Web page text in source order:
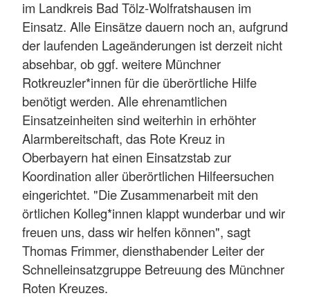
im Landkreis Bad Tölz-Wolfratshausen im
Einsatz. Alle Einsätze dauern noch an, aufgrund
der laufenden Lageänderungen ist derzeit nicht
absehbar, ob ggf. weitere Münchner
Rotkreuzler*innen für die überörtliche Hilfe
benötigt werden. Alle ehrenamtlichen
Einsatzeinheiten sind weiterhin in erhöhter
Alarmbereitschaft, das Rote Kreuz in
Oberbayern hat einen Einsatzstab zur
Koordination aller überörtlichen Hilfeersuchen
eingerichtet. "Die Zusammenarbeit mit den
örtlichen Kolleg*innen klappt wunderbar und wir
freuen uns, dass wir helfen können", sagt
Thomas Frimmer, diensthabender Leiter der
Schnelleinsatzgruppe Betreuung des Münchner
Roten Kreuzes.